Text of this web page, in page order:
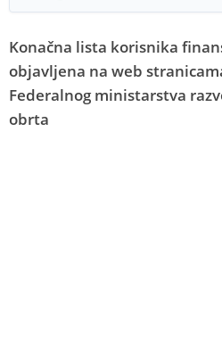
Konačna lista korisnika
objavljena na web
Federalnog ministarstva
obrta